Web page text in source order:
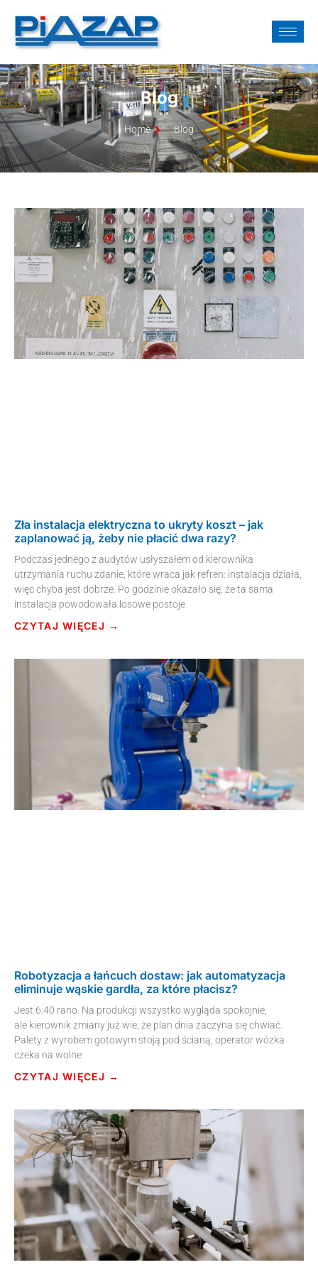
Blog
Home Blog
Zła instalacja elektryczna to ukryty koszt – jak
zaplanować ją, żeby nie płacić dwa razy?
Podczas jednego z audytów usłyszałem od kierownika
utrzymania ruchu zdanie, które wraca jak refren: instalacja działa,
więc chyba jest dobrze. Po godzinie okazało się, że ta sama
instalacja powodowała losowe postoje
CZYTAJ WIĘCEJ →
Robotyzacja a łańcuch dostaw: jak automatyzacja
eliminuje wąskie gardła, za które płacisz?
Jest 6:40 rano. Na produkcji wszystko wygląda spokojnie,
ale kierownik zmiany już wie, że plan dnia zaczyna się chwiać.
Palety z wyrobem gotowym stoją pod ścianą, operator wózka
czeka na wolne
CZYTAJ WIĘCEJ →